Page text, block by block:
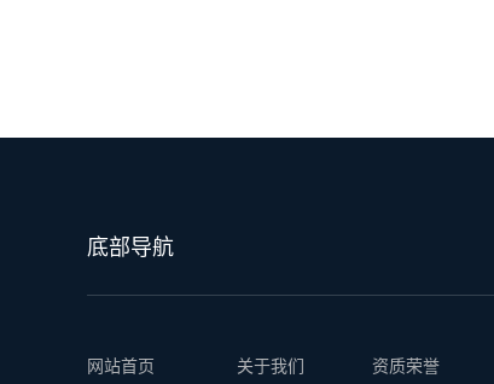
底部导航
网站首页 关于我们 资质荣誉